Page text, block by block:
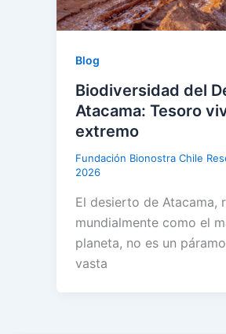
Blog
Biodiversidad del
Atacama: Tesoro
extremo
Fundación Bionostra Chile
2026
El desierto de Atacama,
mundialmente como el
planeta, no es un
vasta